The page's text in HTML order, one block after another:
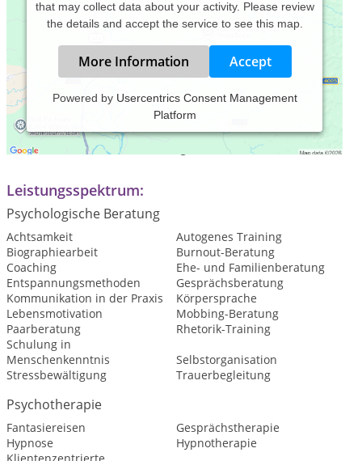
that may collect data about your activity. Please review
the details and accept the service to see this map.
More Information Accept
Powered by Usercentrics Consent Management
Platform
Praxiszeiten:
Nach telefonischer Vereinbarung
Leistungsspektrum:
Psychologische Beratung
Achtsamkeit
Autogenes Training
Biographiearbeit
Burnout-Beratung
Coaching
Ehe- und Familienberatung
Entspannungsmethoden
Gesprächsberatung
Kommunikation in der Praxis
Körpersprache
Lebensmotivation
Mobbing-Beratung
Paarberatung
Rhetorik-Training
Schulung in
Menschenkenntnis
Selbstorganisation
Stressbewältigung
Trauerbegleitung
Psychotherapie
Fantasiereisen
Gesprächstherapie
Hypnose
Hypnotherapie